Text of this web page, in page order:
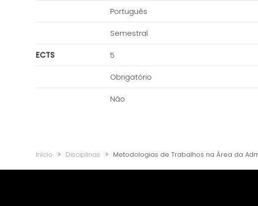
Português
Semestral
ECTS 5
Obrigatório
Não
Início Disciplinas Metodologias de Trabalhos na Área da